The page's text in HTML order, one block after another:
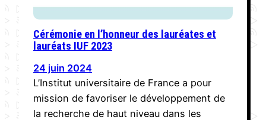
Cérémonie en l’honneur des lauréates et
lauréats IUF 2023
24 juin 2024
L’Institut universitaire de France a pour
mission de favoriser le développement de
la recherche de haut niveau dans les